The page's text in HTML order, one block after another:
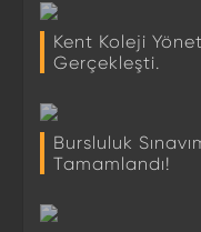
Kent Koleji
Gerçekleşti.
Bursluluk
Tamamlandı!